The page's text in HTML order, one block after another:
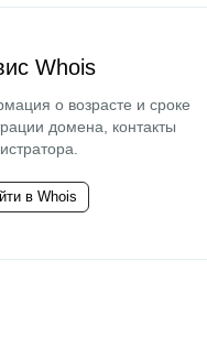
Whois
о возрасте и сроке
домена, контакты
в Whois